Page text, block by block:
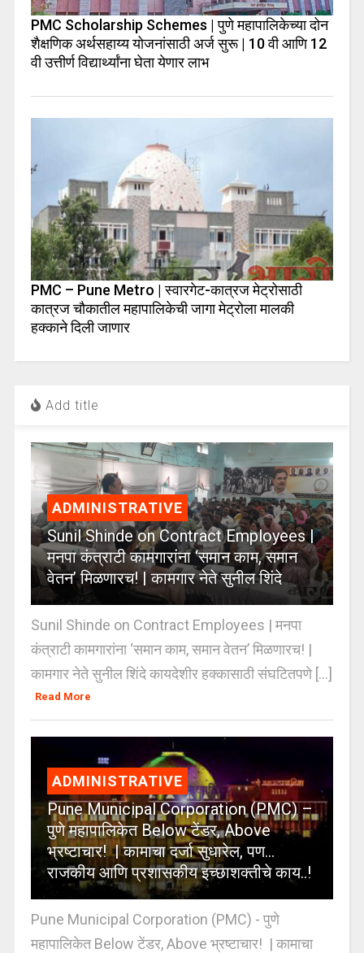
PMC Scholarship Schemes | पुणे महापालिकेच्या दोन
शैक्षणिक अर्थसहाय्य योजनांसाठी अर्ज सुरू | 10 वी आणि 12
वी उत्तीर्ण विद्यार्थ्यांना घेता येणार लाभ
PMC – Pune Metro | स्वारगेट-कात्रज मेट्रोसाठी
कात्रज चौकातील महापालिकेची जागा मेट्रोला मालकी
हक्काने दिली जाणार
Add title
ADMINISTRATIVE
Sunil Shinde on Contract Employees |
मनपा कंत्राटी कामगारांना ‘समान काम, समान
वेतन’ मिळणारच! | कामगार नेते सुनील शिंदे
Sunil Shinde on Contract Employees | मनपा
कंत्राटी कामगारांना ‘समान काम, समान वेतन’ मिळणारच! |
कामगार नेते सुनील शिंदे कायदेशीर हक्कासाठी संघटितपणे [...]
Read More
ADMINISTRATIVE
Pune Municipal Corporation (PMC) –
पुणे महापालिकेत Below टेंडर, Above
भ्रष्टाचार! | कामाचा दर्जा सुधारेल, पण…
राजकीय आणि प्रशासकीय इच्छाशक्तीचे काय..!
Pune Municipal Corporation (PMC) - पुणे
महापालिकेत Below टेंडर, Above भ्रष्टाचार! | कामाचा